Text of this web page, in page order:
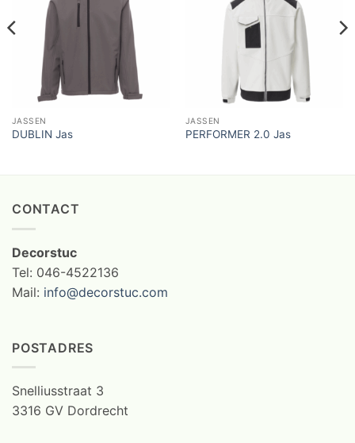
JASSEN
DUBLIN Jas
JASSEN
PERFORMER 2.0 Jas
CONTACT
Decorstuc
Tel: 046-4522136
Mail: info@decorstuc.com
POSTADRES
Snelliusstraat 3
3316 GV Dordrecht